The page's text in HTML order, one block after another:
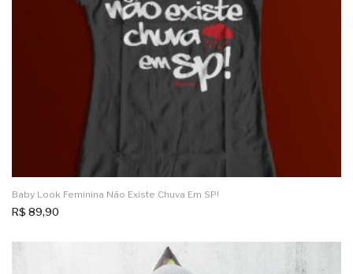
Baby Look Feminina Não Existe Chuva Em SP!
R$ 89,90